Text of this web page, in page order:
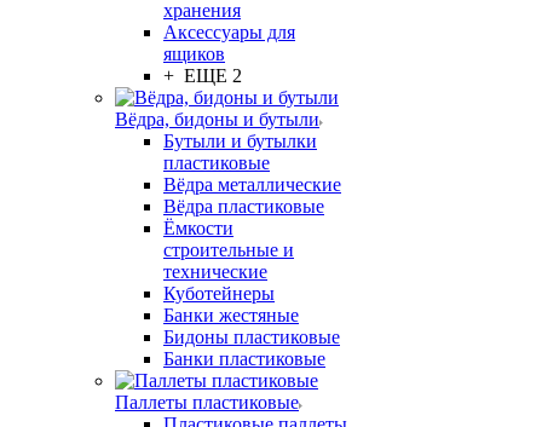
хранения
Аксессуары для
ящиков
+ ЕЩЕ 2
Вёдра, бидоны и бутыли
Бутыли и бутылки
пластиковые
Вёдра металлические
Вёдра пластиковые
Ёмкости
строительные и
технические
Куботейнеры
Банки жестяные
Бидоны пластиковые
Банки пластиковые
Паллеты пластиковые